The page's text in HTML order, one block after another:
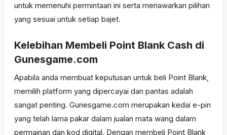
untuk memenuhi permintaan ini serta menawarkan pilihan
yang sesuai untuk setiap bajet.
Kelebihan Membeli Point Blank Cash di
Gunesgame.com
Apabila anda membuat keputusan untuk beli Point Blank,
memilih platform yang dipercayai dan pantas adalah
sangat penting. Gunesgame.com merupakan kedai e-pin
yang telah lama pakar dalam jualan mata wang dalam
permainan dan kod digital. Dengan membeli Point Blank